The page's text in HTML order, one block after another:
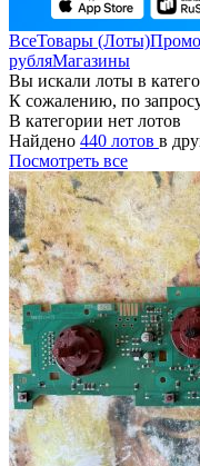
ВсеТовары (Лоты)
рубляМагазины
Вы искали лоты в
К сожалению, по
В категории нет лотов
Найдено 440 лотов в
Посмотреть все